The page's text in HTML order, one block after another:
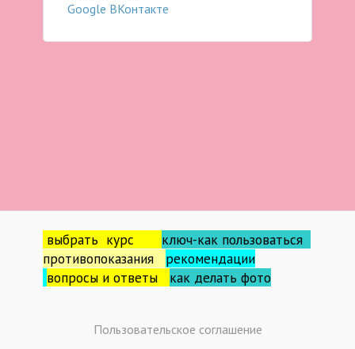
Google ВКонтакте
выбрать курс ключ-как пользоваться
противопоказания рекомендации
вопросы и ответы как делать фото
Пользовательское соглашение